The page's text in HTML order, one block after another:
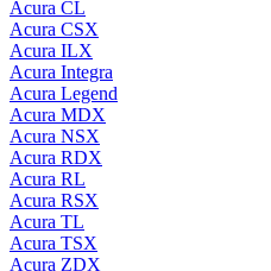
Acura CL
Acura CSX
Acura ILX
Acura Integra
Acura Legend
Acura MDX
Acura NSX
Acura RDX
Acura RL
Acura RSX
Acura TL
Acura TSX
Acura ZDX